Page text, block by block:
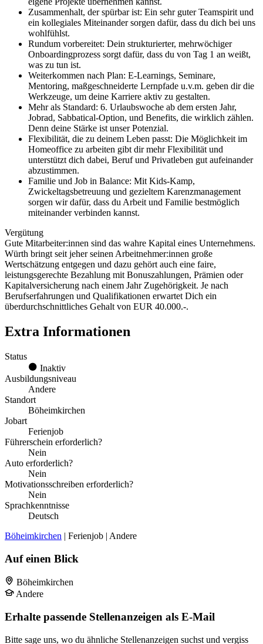
Zusammenhalt, der spürbar ist: Ein sehr guter Teamspirit und
ein kollegiales Miteinander sorgen dafür, dass du dich bei uns
wohlfühlst.
Rundum vorbereitet: Dein strukturierter, mehrwöchiger
Onboardingprozess sorgt dafür, dass du von Tag 1 an weißt,
was zu tun ist.
Weiterkommen nach Plan: E-Learnings, Seminare,
Mentoring, maßgeschneiderte Lernpfade u.v.m. geben dir die
Werkzeuge, um deine Karriere aktiv zu gestalten.
Mehr als Standard: 6. Urlaubswoche ab dem ersten Jahr,
Jobrad, Sabbatical-Option, und Benefits, die wirklich zählen.
Denn deine Stärke ist unser Potenzial.
Flexibilität, die zu deinem Leben passt: Die Möglichkeit im
Homeoffice zu arbeiten gibt dir mehr Flexibilität und
unterstützt dich dabei, Beruf und Privatleben gut aufeinander
abzustimmen.
Familie und Job in Balance: Mit Kids-Kamp,
Zwickeltagsbetreuung und gezieltem Karenzmanagement
sorgen wir dafür, dass du Arbeit und Familie bestmöglich
miteinander verbinden kannst.
Vergütung
Gute Mitarbeiter:innen sind das wahre Kapital eines Unternehmens.
Würth bringt seit jeher seinen Arbeitnehmer:innen große
Wertschätzung entgegen und dazu gehört auch eine faire,
leistungsgerechte Bezahlung mit Bonuszahlungen, Prämien oder
Kapitalversicherung nach einem Jahr Zugehörigkeit. Je nach
Berufserfahrungen und Qualifikationen erwartet Dich ein
überdurchschnittliches Gehalt von EUR 40.000.-.
Extra Informationen
Status
Inaktiv
Ausbildungsniveau
Andere
Standort
Böheimkirchen
Jobart
Ferienjob
Führerschein erforderlich?
Nein
Auto erforderlich?
Nein
Motivationsschreiben erforderlich?
Nein
Sprachkenntnisse
Deutsch
Böheimkirchen | Ferienjob | Andere
Auf einen Blick
Böheimkirchen
Andere
Erhalte passende Stellenanzeigen als E-Mail
Bitte sage uns, wo du ähnliche Stellenanzeigen suchst und vergiss